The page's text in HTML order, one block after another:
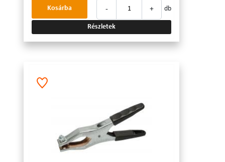
- + db
Kosárba
Részletek